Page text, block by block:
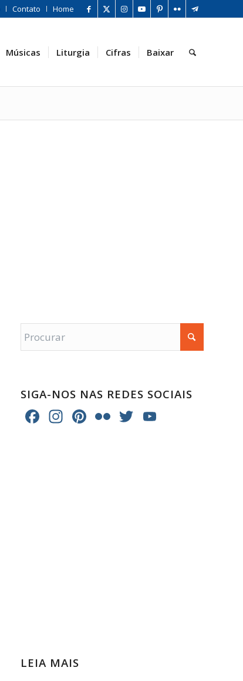
Contato Home
Músicas Liturgia Cifras Baixar
SIGA-NOS NAS REDES SOCIAIS
Facebook
Instagram
Pinterest
FlickrTwitter
LEIA MAIS